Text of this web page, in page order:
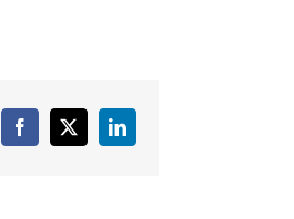
Facebook
X LinkedIn